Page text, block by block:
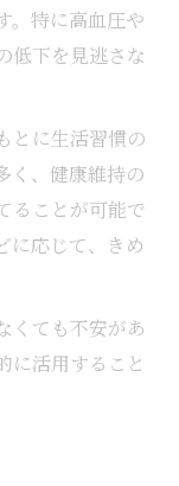
。特に高血圧や
低下を見逃さな
とに生活習慣の
く、健康維持の
ることが可能で
に応じて、きめ
くても不安があ
に活用すること